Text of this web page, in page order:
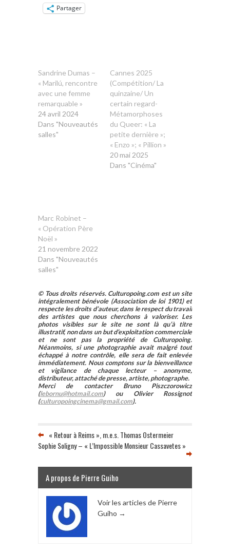
Partager
Sandrine Dumas –
« Marilú, rencontre
avec une femme
remarquable »
24 avril 2024
Dans "Nouveautés
salles"
Cannes 2025
(Compétition/ La
quinzaine/ Un
certain regard-
Métamorphoses
du Queer: « La
petite dernière »;
« Enzo »; « Pillion »
20 mai 2025
Dans "Cinéma"
Marc Robinet –
« Opération Père
Noël »
21 novembre 2022
Dans "Nouveautés
salles"
© Tous droits réservés. Culturopoing.com est un site
intégralement bénévole (Association de loi 1901) et
respecte les droits d’auteur, dans le respect du travail
des artistes que nous cherchons à valoriser. Les
photos visibles sur le site ne sont là qu’à titre
illustratif, non dans un but d’exploitation commerciale
et ne sont pas la propriété de Culturopoing.
Néanmoins, si une photographie avait malgré tout
échappé à notre contrôle, elle sera de fait enlevée
immédiatement. Nous comptons sur la bienveillance
et vigilance de chaque lecteur – anonyme,
distributeur, attaché de presse, artiste, photographe.
Merci de contacter Bruno Piszczorowicz
(lebornu@hotmail.com) ou Olivier Rossignot
(culturopoingcinema@gmail.com).
« Retour à Reims », m.e.s. Thomas Ostermeier
Sophie Soligny – « L’Impossible Monsieur Cassavetes »
A propos de Pierre Guiho
Voir les articles de Pierre
Guiho →